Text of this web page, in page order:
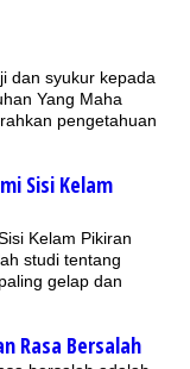
dan syukur kepada
Yang Maha
pengetahuan
Sisi Kelam
Kelam Pikiran
studi tentang
gelap dan
Rasa Bersalah